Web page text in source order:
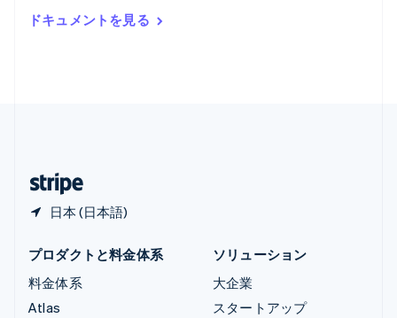
ドキュメントを見る
日本 (日本語)
ルーマニア
English
プロダクトと料金体系
料金体系
Atlas
ソリューション
大企業
スタートアップ